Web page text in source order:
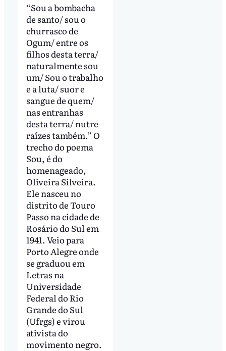
“Sou a bombacha
de santo/ sou o
churrasco de
Ogum/ entre os
filhos desta terra/
naturalmente sou
um/ Sou o trabalho
e a luta/ suor e
sangue de quem/
nas entranhas
desta terra/ nutre
raízes também.” O
trecho do poema
Sou, é do
homenageado,
Oliveira Silveira.
Ele nasceu no
distrito de Touro
Passo na cidade de
Rosário do Sul em
1941. Veio para
Porto Alegre onde
se graduou em
Letras na
Universidade
Federal do Rio
Grande do Sul
(Ufrgs) e virou
ativista do
movimento negro.